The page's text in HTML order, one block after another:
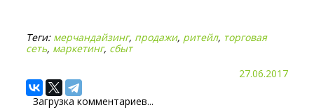
Теги: мерчандайзинг, продажи, ритейл, торговая
сеть, маркетинг, сбыт
27.06.2017
Загрузка комментариев...